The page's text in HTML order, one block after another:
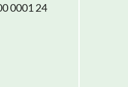
0001 24